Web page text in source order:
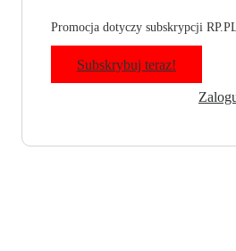
Promocja dotyczy subskrypcji
Subskrybuj teraz!